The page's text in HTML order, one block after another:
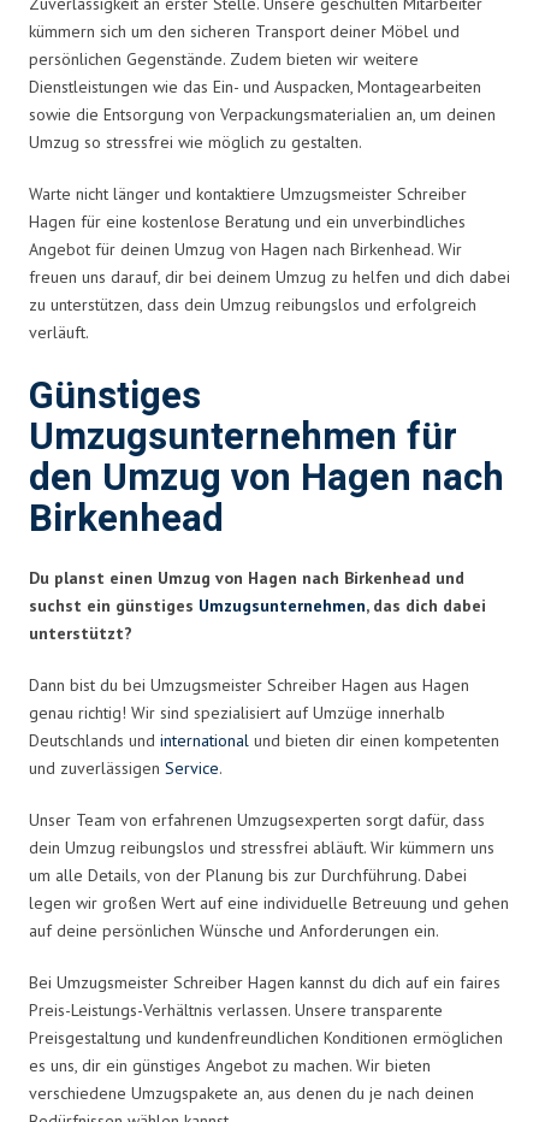
kümmern sich um den sicheren Transport deiner Möbel und
persönlichen Gegenstände. Zudem bieten wir weitere
Dienstleistungen wie das Ein- und Auspacken, Montagearbeiten
sowie die Entsorgung von Verpackungsmaterialien an, um deinen
Umzug so stressfrei wie möglich zu gestalten.
Warte nicht länger und kontaktiere Umzugsmeister Schreiber
Hagen für eine kostenlose Beratung und ein unverbindliches
Angebot für deinen Umzug von Hagen nach Birkenhead. Wir
freuen uns darauf, dir bei deinem Umzug zu helfen und dich dabei
zu unterstützen, dass dein Umzug reibungslos und erfolgreich
verläuft.
Günstiges
Umzugsunternehmen für
den Umzug von Hagen nach
Birkenhead
Du planst einen Umzug von Hagen nach Birkenhead und
suchst ein günstiges Umzugsunternehmen, das dich dabei
unterstützt?
Dann bist du bei Umzugsmeister Schreiber Hagen aus Hagen
genau richtig! Wir sind spezialisiert auf Umzüge innerhalb
Deutschlands und international und bieten dir einen kompetenten
und zuverlässigen Service.
Unser Team von erfahrenen Umzugsexperten sorgt dafür, dass
dein Umzug reibungslos und stressfrei abläuft. Wir kümmern uns
um alle Details, von der Planung bis zur Durchführung. Dabei
legen wir großen Wert auf eine individuelle Betreuung und gehen
auf deine persönlichen Wünsche und Anforderungen ein.
Bei Umzugsmeister Schreiber Hagen kannst du dich auf ein faires
Preis-Leistungs-Verhältnis verlassen. Unsere transparente
Preisgestaltung und kundenfreundlichen Konditionen ermöglichen
es uns, dir ein günstiges Angebot zu machen. Wir bieten
verschiedene Umzugspakete an, aus denen du je nach deinen